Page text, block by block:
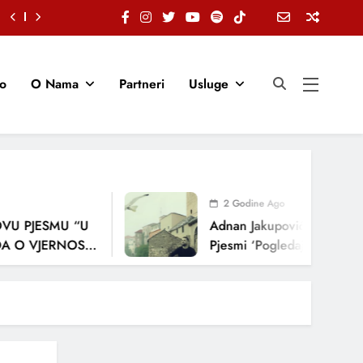
O Nama Partneri Usluge
“U
2 Godine Ago
Adnan Jakupović Donosi
Pjesmi ‘Pogledaj Me’